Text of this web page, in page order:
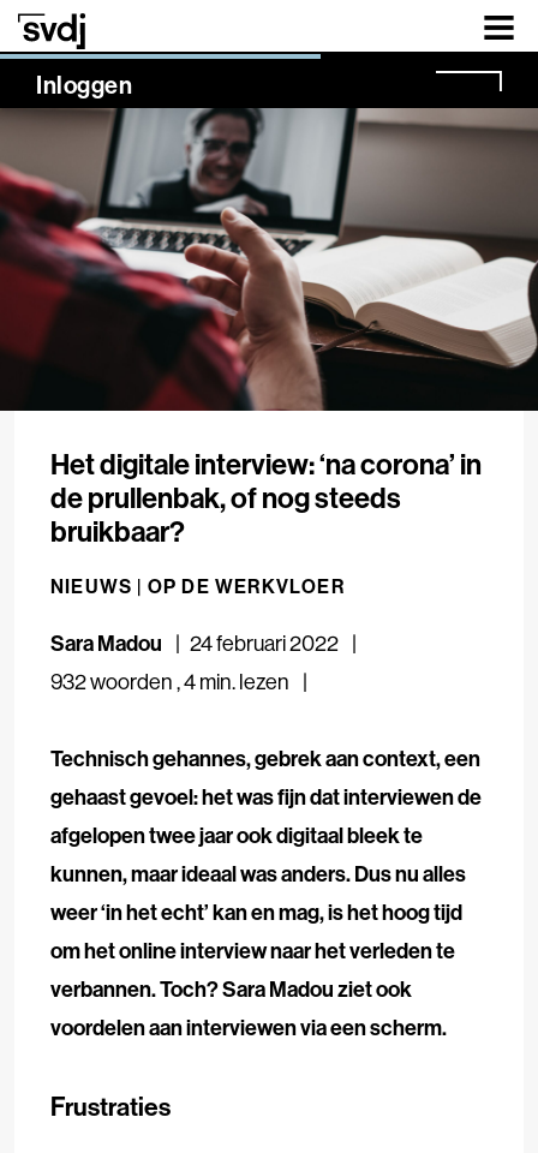
Naar hoofdinhoud
Inloggen
NaN%
Het digitale interview: ‘na corona’ in
de prullenbak, of nog steeds
bruikbaar?
NIEUWS | OP DE WERKVLOER
Sara Madou
24 februari 2022
932 woorden,4 min. lezen
Technisch gehannes, gebrek aan context, een
gehaast gevoel: het was fijn dat interviewen de
afgelopen twee jaar ook digitaal bleek te
kunnen, maar ideaal was anders. Dus nu alles
weer ‘in het echt’ kan en mag, is het hoog tijd
om het online interview naar het verleden te
verbannen. Toch? Sara Madou ziet ook
voordelen aan interviewen via een scherm.
Frustraties